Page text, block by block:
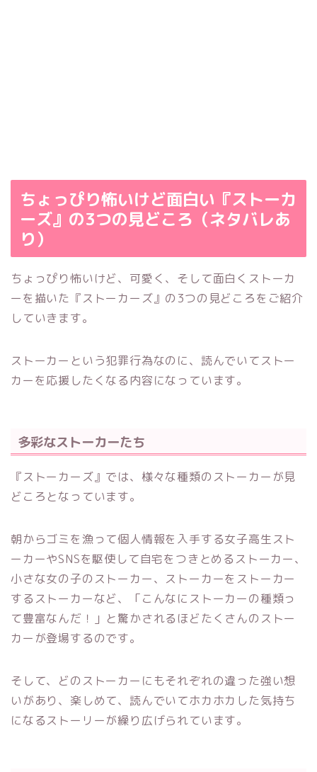
ちょっぴり怖いけど面白い『ストーカ
ーズ』の3つの見どころ（ネタバレあ
り）
ちょっぴり怖いけど、可愛く、そして面白くストーカ
ーを描いた『ストーカーズ』の3つの見どころをご紹介
していきます。
ストーカーという犯罪行為なのに、読んでいてストー
カーを応援したくなる内容になっています。
多彩なストーカーたち
『ストーカーズ』では、様々な種類のストーカーが見
どころとなっています。
朝からゴミを漁って個人情報を入手する女子高生スト
ーカーやSNSを駆使して自宅をつきとめるストーカー、
小さな女の子のストーカー、ストーカーをストーカー
するストーカーなど、「こんなにストーカーの種類っ
て豊富なんだ！」と驚かされるほどたくさんのストー
カーが登場するのです。
そして、どのストーカーにもそれぞれの違った強い想
いがあり、楽しめて、読んでいてホカホカした気持ち
になるストーリーが繰り広げられています。